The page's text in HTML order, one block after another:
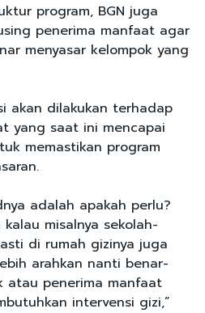
program, BGN juga
penerima manfaat agar
menyasar kelompok yang
akan dilakukan terhadap
yang saat ini mencapai
memastikan program
adalah apakah perlu?
misalnya sekolah-
di rumah gizinya juga
arahkan nanti benar-
atau penerima manfaat
intervensi gizi,”